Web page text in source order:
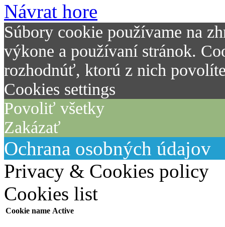
Návrat hore
Súbory cookie používame na
výkone a používaní stránok.
rozhodnúť, ktorú z nich
Cookies settings
Povoliť všetky
Zakázať
Ochrana osobných údajov
Privacy & Cookies policy
Cookies list
Cookie name Active